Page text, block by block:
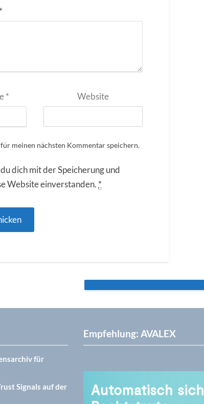
*
* Website
meinen nächsten Kommentar speichern.
dich mit der Speicherung und
Website einverstanden. *
für
Signals auf der
Empfehlung: AVALEX